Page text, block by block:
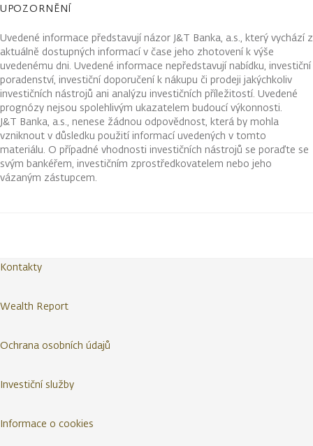
UPOZORNĚNÍ
Uvedené informace představují názor J&T Banka, a.s., který vychází z
aktuálně dostupných informací v čase jeho zhotovení k výše
uvedenému dni. Uvedené informace nepředstavují nabídku, investiční
poradenství, investiční doporučení k nákupu či prodeji jakýchkoliv
investičních nástrojů ani analýzu investičních příležitostí. Uvedené
prognózy nejsou spolehlivým ukazatelem budoucí výkonnosti.
J&T Banka, a.s., nenese žádnou odpovědnost, která by mohla
vzniknout v důsledku použití informací uvedených v tomto
materiálu. O případné vhodnosti investičních nástrojů se poraďte se
svým bankéřem, investičním zprostředkovatelem nebo jeho
vázaným zástupcem.
Kontakty
Wealth Report
Ochrana osobních údajů
Investiční služby
Informace o cookies